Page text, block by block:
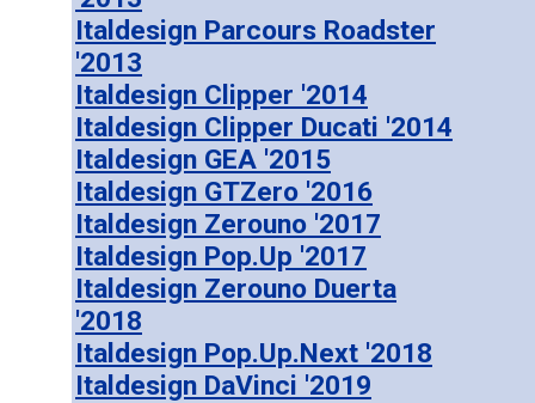
Italdesign Parcours Roadster
'2013
Italdesign Clipper '2014
Italdesign Clipper Ducati '2014
Italdesign GEA '2015
Italdesign GTZero '2016
Italdesign Zerouno '2017
Italdesign Pop.Up '2017
Italdesign Zerouno Duerta
'2018
Italdesign Pop.Up.Next '2018
Italdesign DaVinci '2019